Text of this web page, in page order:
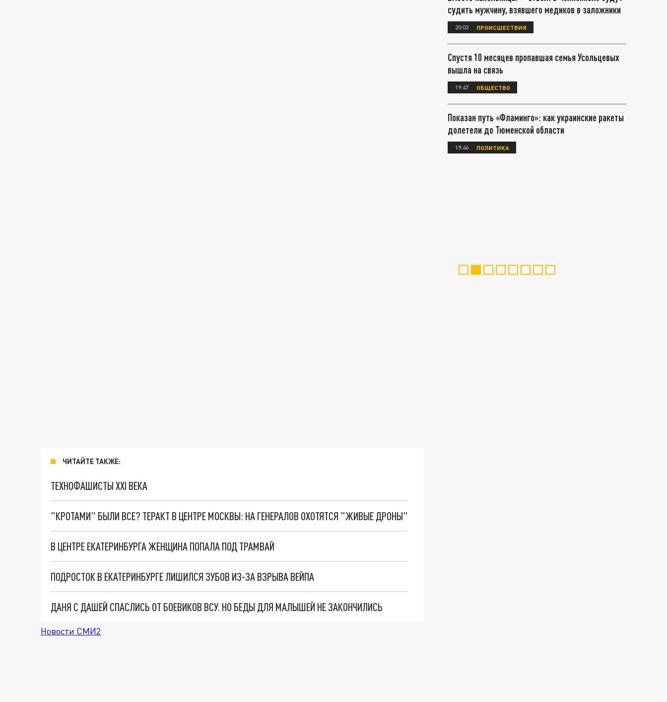
ЧИТАЙТЕ ТАКЖЕ:
ТЕХНОФАШИСТЫ XXI ВЕКА
"КРОТАМИ" БЫЛИ ВСЕ? ТЕРАКТ В ЦЕНТРЕ МОСКВЫ: НА ГЕНЕРАЛОВ ОХОТЯТСЯ "ЖИВЫЕ ДРОНЫ"
В ЦЕНТРЕ ЕКАТЕРИНБУРГА ЖЕНЩИНА ПОПАЛА ПОД ТРАМВАЙ
ПОДРОСТОК В ЕКАТЕРИНБУРГЕ ЛИШИЛСЯ ЗУБОВ ИЗ-ЗА ВЗРЫВА ВЕЙПА
ДАНЯ С ДАШЕЙ СПАСЛИСЬ ОТ БОЕВИКОВ ВСУ. НО БЕДЫ ДЛЯ МАЛЫШЕЙ НЕ ЗАКОНЧИЛИСЬ
Новости СМИ2
судить мужчину, взявшего медиков в заложники
20:02 ПРОИСШЕСТВИЯ
Спустя 10 месяцев пропавшая семья Усольцевых
вышла на связь
19:47 ОБЩЕСТВО
Показан путь «Фламинго»: как украинские ракеты
долетели до Тюменской области
19:46 ПОЛИТИКА